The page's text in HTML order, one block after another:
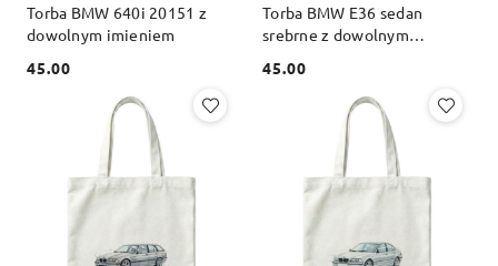
Torba BMW 640i 20151 z
dowolnym imieniem
Cena:
45.00
Torba BMW E36 sedan
srebrne z dowolnym
Cena:
45.00